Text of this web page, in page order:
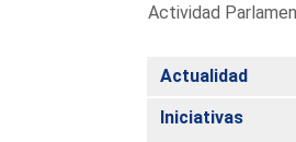
Actividad
Actualidad
Iniciativas